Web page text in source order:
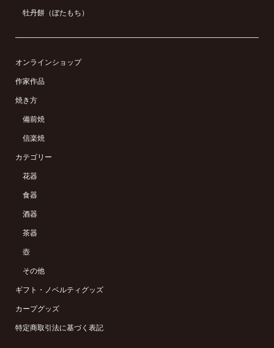
牡丹餅（ぼたもち）
オンラインショップ
作家作品
焼き方
備前焼
信楽焼
カテゴリー
花器
食器
酒器
茶器
壺
その他
ギフト・ノベルティグッズ
カープグッズ
特定商取引法に基づく表記